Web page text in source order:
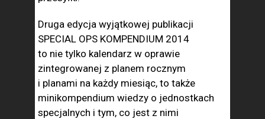
Druga edycja wyjątkowej publikacji
SPECIAL OPS KOMPENDIUM 2014
to nie tylko kalendarz w oprawie
zintegrowanej z planem rocznym
i planami na każdy miesiąc, to także
minikompendium wiedzy o jednostkach
specjalnych i tym, co jest z nimi